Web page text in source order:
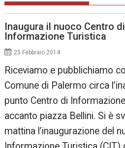
Inaugura il nuoco Centro di
Informazione Turistica
25 Febbraio 2014
Riceviamo e pubblichiamo
Comune di Palermo circa
punto Centro di
accanto piazza Bellini. Si è
mattina l’inaugurazione del